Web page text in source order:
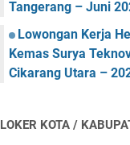
Tangerang – Juni
Lowongan Kerja
Kemas Surya
Cikarang Utara –
LOKER KOTA /